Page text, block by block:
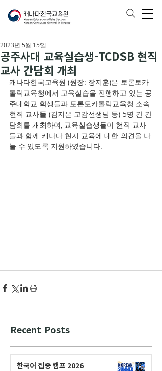
공주사대 교육실습생-TCDSB 현직
교사 간담회 개최
2023년 5월 15일
캐나다한국교육원 (원장: 장지훈)은 토론토카
톨릭교육청에서 교육실습을 진행하고 있는 공
주대학교 학생들과 토론토카톨릭교육청 소속
현직 교사들 (김지은 교감선생님 등) 5명 간 간
담회를 개최하여, 교육실습생들이 현직 교사
들과 함께 캐나다 현지 교육에 대한 의견을 나
눌 수 있도록 지원하였습니다.
Recent Posts
한국어 집중 캠프 2026